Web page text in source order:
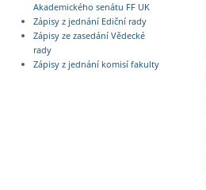
Akademického senátu FF UK
Zápisy z jednání Ediční rady
Zápisy ze zasedání Vědecké
rady
Zápisy z jednání komisí fakulty